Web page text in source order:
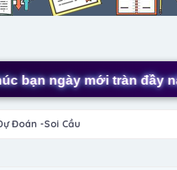
ngày mới tràn đầy năng
Đoán -Soi Cầu